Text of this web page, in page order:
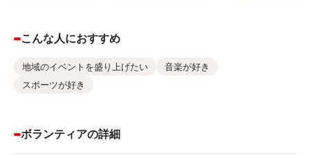
こんな人におすすめ
地域のイベントを盛り上げたい
音楽が好き
スポーツが好き
ボランティアの詳細